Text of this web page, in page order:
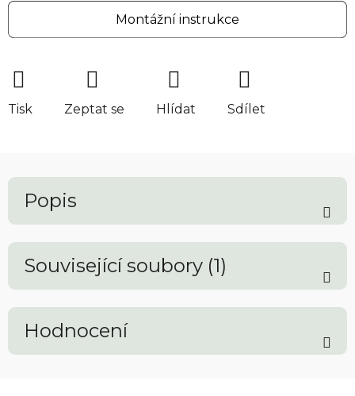
Montážní instrukce
Tisk Zeptat se Hlídat Sdílet
Popis
Související soubory (1)
Hodnocení